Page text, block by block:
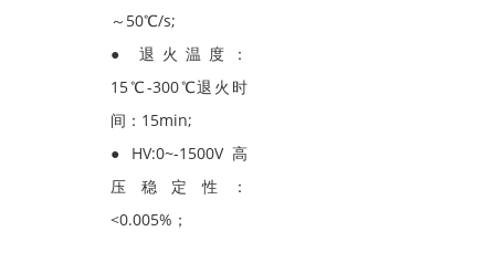
～50℃/s;
● 退火温度：
15℃-300℃退火时
间：15min;
● HV:0~-1500V 高
压稳定性：
<0.005%；